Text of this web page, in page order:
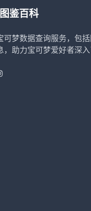
鉴百科
可梦数据查询服务，包
，助力宝可梦爱好者深入